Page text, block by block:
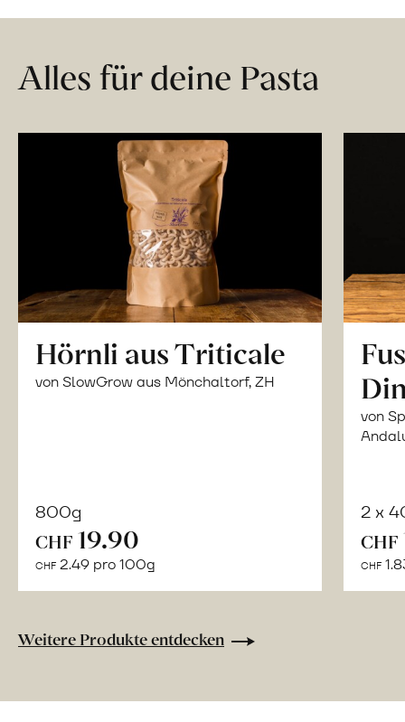
Alles für deine Pasta
Hörnli aus Triticale
von SlowGrow aus Mönchaltorf, ZH
800g
CHF 19.90
CHF 2.49 pro 100g
von
2 x
CHF
CHF
Weitere Produkte entdecken